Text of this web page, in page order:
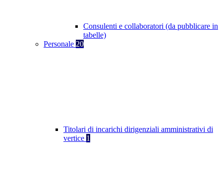
Consulenti e collaboratori (da pubblicare in
tabelle)
Personale 20
Titolari di incarichi dirigenziali amministrativi di
vertice 1